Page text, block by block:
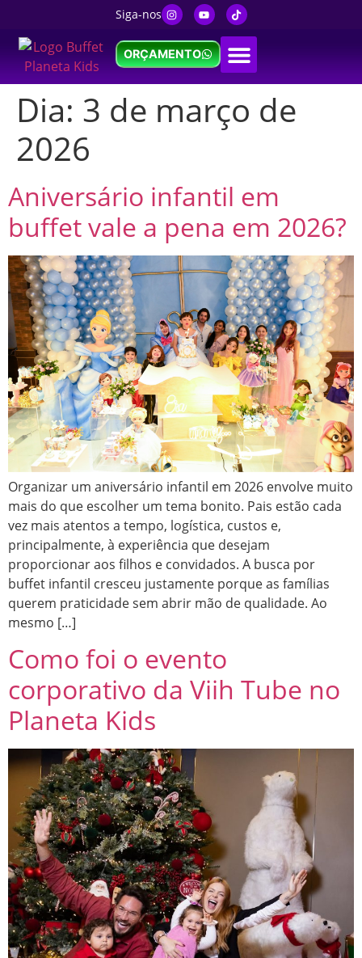
Siga-nos
ORÇAMENTO
Dia: 3 de março de
2026
Aniversário infantil em
buffet vale a pena em 2026?
Organizar um aniversário infantil em 2026 envolve muito
mais do que escolher um tema bonito. Pais estão cada
vez mais atentos a tempo, logística, custos e,
principalmente, à experiência que desejam
proporcionar aos filhos e convidados. A busca por
buffet infantil cresceu justamente porque as famílias
querem praticidade sem abrir mão de qualidade. Ao
mesmo […]
Como foi o evento
corporativo da Viih Tube no
Planeta Kids